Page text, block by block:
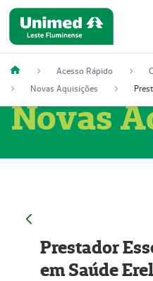
Acesso Rápido
Novas Aquisições
Novas
Prestador
em Saúde